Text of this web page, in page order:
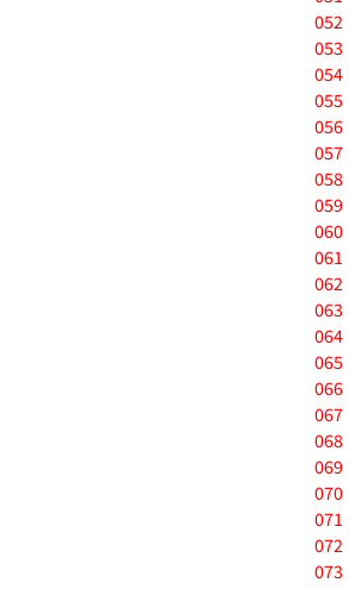
052
053
054
055
056
057
058
059
060
061
062
063
064
065
066
067
068
069
070
071
072
073